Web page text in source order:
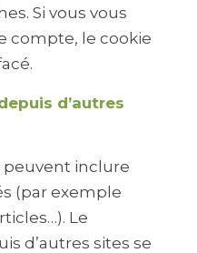
Si vous vous
compte, le cookie
d’autres
peuvent inclure
(par exemple
Le
d’autres sites se